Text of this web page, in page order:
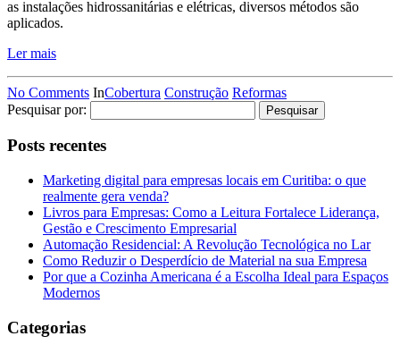
as instalações hidrossanitárias e elétricas, diversos métodos são
aplicados.
Ler mais
No Comments InCobertura Construção Reformas
Pesquisar por:
Posts recentes
Marketing digital para empresas locais em Curitiba: o que
realmente gera venda?
Livros para Empresas: Como a Leitura Fortalece Liderança,
Gestão e Crescimento Empresarial
Automação Residencial: A Revolução Tecnológica no Lar
Como Reduzir o Desperdício de Material na sua Empresa
Por que a Cozinha Americana é a Escolha Ideal para Espaços
Modernos
Categorias